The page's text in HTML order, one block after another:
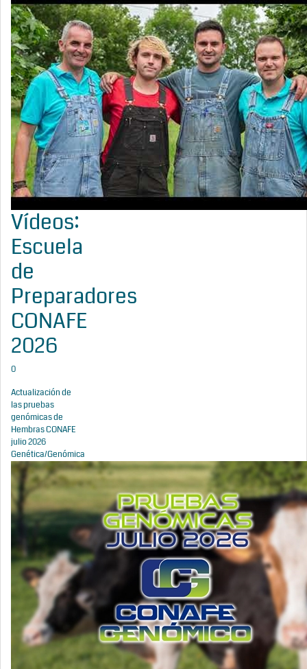
Vídeos:
Escuela
de
Preparadores
CONAFE
2026
0
Actualización de
las pruebas
genómicas de
Hembras CONAFE
julio 2026
Genética/Genómica